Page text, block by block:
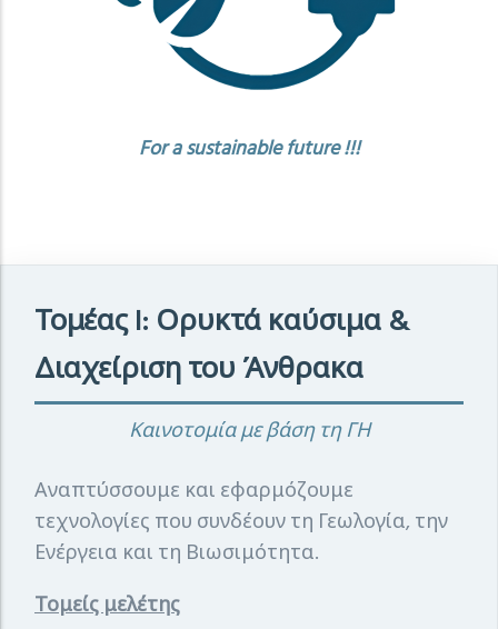
For a sustainable future !!!
Τομέας I: Ορυκτά καύσιμα &
Διαχείριση του Άνθρακα
Καινοτομία με βάση τη ΓΗ
Αναπτύσσουμε και εφαρμόζουμε
τεχνολογίες που συνδέουν τη Γεωλογία, την
Ενέργεια και τη Βιωσιμότητα.
Τομείς μελέτης